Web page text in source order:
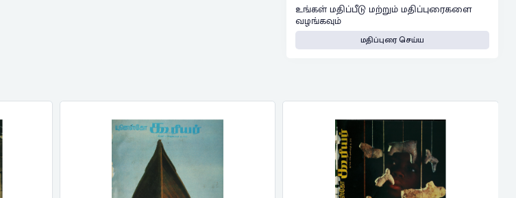
உங்கள் மதிப்பீடு மற்றும் மதிப்புரைகளை
வழங்கவும்
மதிப்புரை செய்ய